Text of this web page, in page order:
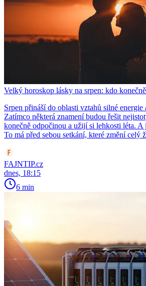
Velký horoskop lásky na srpen: kdo
Srpen přináší do oblasti vztahů silné energie
Zatímco některá znamení budou řešit
konečně odpočinou a užijí si lehkosti léta. A
To má před sebou setkání, které změní celý
FAJNTIP.cz
dnes, 18:15
6 min